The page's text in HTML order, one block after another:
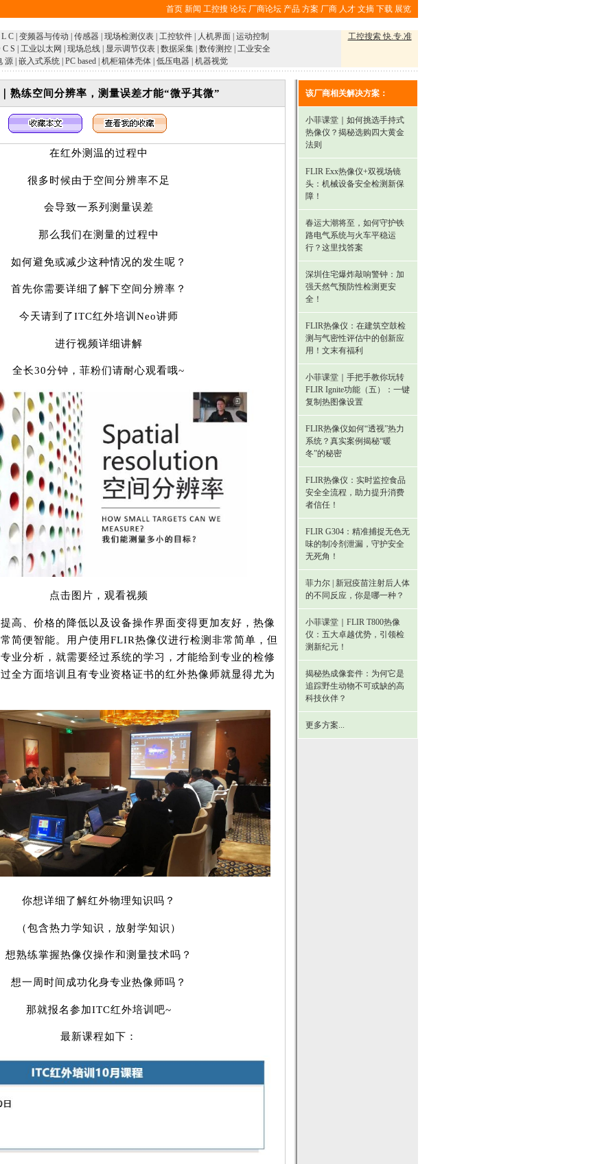
首页 新闻 工控搜 论坛 厂商论坛 产品 方案 厂商 人才 文摘 下载 展览
L C 变频器与传动 传感器 现场检测仪表 工控软件 人机界面 运动控制
C S
工业以太网 现场总线 显示调节仪表 数据采集 数传测控 工业安全
源 嵌入式系统 PC based 机柜箱体壳体 低压电器 机器视觉
工控搜索 快.专.准
熟练空间分辨率，测量误差才能“微乎其微”
在红外测温的过程中
很多时候由于空间分辨率不足
会导致一系列测量误差
那么我们在测量的过程中
避免或减少这种情况的发生呢？
你需要详细了解下空间分辨率？
天请到了ITC红外培训Neo讲师
进行视频详细讲解
长30分钟，菲粉们请耐心观看哦~
点击图片，观看视频
、价格的降低以及设备操作界面变得更加友好，热像
简便智能。用户使用FLIR热像仪进行检测非常简单，但
业分析，就需要经过系统的学习，才能给到专业的检修
全方面培训且有专业资格证书的红外热像师就显得尤为
你想详细了解红外物理知识吗？
包含热力学知识，放射学知识）
练掌握热像仪操作和测量技术吗？
周时间成功化身专业热像师吗？
那就报名参加ITC红外培训吧~
最新课程如下：
该厂商相关解决方案：
小菲课堂｜如何挑选手持式
热像仪？揭秘选购四大黄金
法则
FLIR Exx热像仪+双视场镜
头：机械设备安全检测新保
障！
春运大潮将至，如何守护铁
路电气系统与火车平稳运
行？这里找答案
深圳住宅爆炸敲响警钟：加
强天然气预防性检测更安
全！
FLIR热像仪：在建筑空鼓检
测与气密性评估中的创新应
用！文末有福利
小菲课堂｜手把手教你玩转
FLIR Ignite功能（五）：一键
复制热图像设置
FLIR热像仪如何“透视”热力
系统？真实案例揭秘“暖
冬”的秘密
FLIR热像仪：实时监控食品
安全全流程，助力提升消费
者信任！
FLIR G304：精准捕捉无色无
味的制冷剂泄漏，守护安全
无死角！
菲力尔 | 新冠疫苗注射后人体
的不同反应，你是哪一种？
小菲课堂｜FLIR T800热像
仪：五大卓越优势，引领检
测新纪元！
揭秘热成像套件：为何它是
追踪野生动物不可或缺的高
科技伙伴？
更多方案...